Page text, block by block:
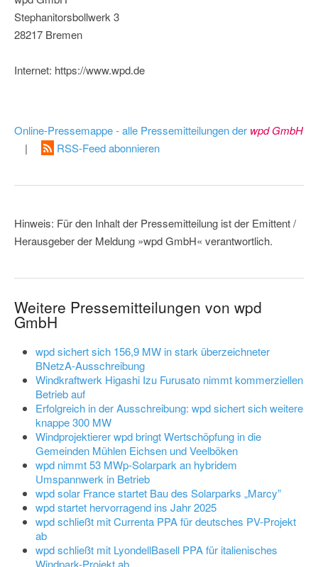
Stephanitorsbollwerk 3
28217 Bremen
Internet: https://www.wpd.de
Online-Pressemappe - alle Pressemitteilungen der wpd GmbH
|
RSS-Feed abonnieren
Hinweis: Für den Inhalt der Pressemitteilung ist der Emittent /
Herausgeber der Meldung »wpd GmbH« verantwortlich.
Weitere Pressemitteilungen von wpd
GmbH
wpd sichert sich 156,9 MW in stark überzeichneter
BNetzA-Ausschreibung
Windkraftwerk Higashi Izu Furusato nimmt kommerziellen
Betrieb auf
Erfolgreich in der Ausschreibung: wpd sichert sich weitere
knappe 300 MW
Windprojektierer wpd bringt Wertschöpfung in die
Gemeinden Mühlen Eichsen und Veelböken
wpd nimmt 53 MWp-Solarpark an hybridem
Umspannwerk in Betrieb
wpd solar France startet Bau des Solarparks „Marcy”
wpd startet hervorragend ins Jahr 2025
wpd schließt mit Currenta PPA für deutsches PV-Projekt
ab
wpd schließt mit LyondellBasell PPA für italienisches